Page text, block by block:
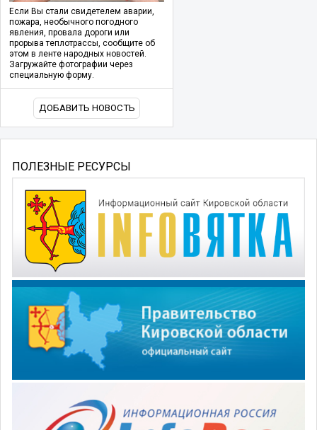
Если Вы стали свидетелем аварии,
пожара, необычного погодного
явления, провала дороги или
прорыва теплотрассы, сообщите об
этом в ленте народных новостей.
Загружайте фотографии через
специальную форму.
ДОБАВИТЬ НОВОСТЬ
ПОЛЕЗНЫЕ РЕСУРСЫ